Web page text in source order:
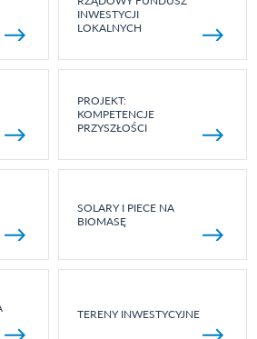
INWESTYCJI
LOKALNYCH
PROJEKT:
KOMPETENCJE
PRZYSZŁOŚCI
SOLARY I PIECE NA
BIOMASĘ
TERENY INWESTYCYJNE